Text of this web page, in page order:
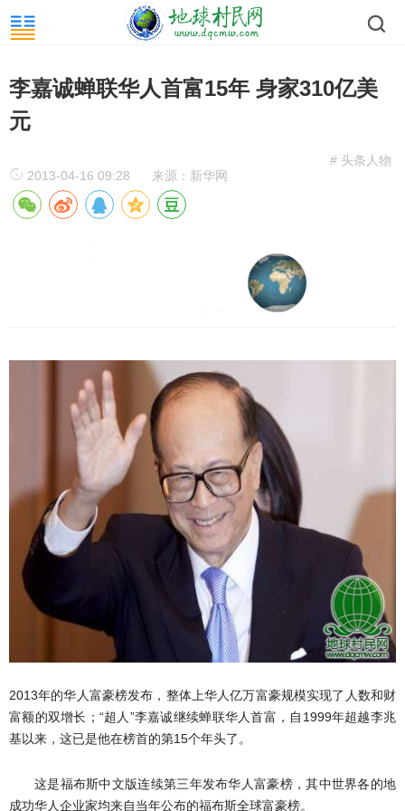
李嘉诚蝉联华人首富15年 身家310亿美
元
# 头条人物
2013-04-16 09:28
来源：新华网
2013年的华人富豪榜发布，整体上华人亿万富豪规模实现了人数和财
富额的双增长；“超人”李嘉诚继续蝉联华人首富，自1999年超越李兆
基以来，这已是他在榜首的第15个年头了。
这是福布斯中文版连续第三年发布华人富豪榜，其中世界各的地
成功华人企业家均来自当年公布的福布斯全球富豪榜。